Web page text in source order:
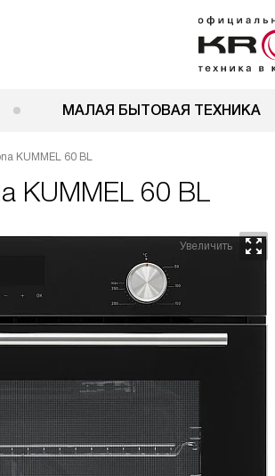
МАЛАЯ БЫТОВАЯ ТЕХНИКА
KUMMEL 60 BL
KUMMEL 60 BL